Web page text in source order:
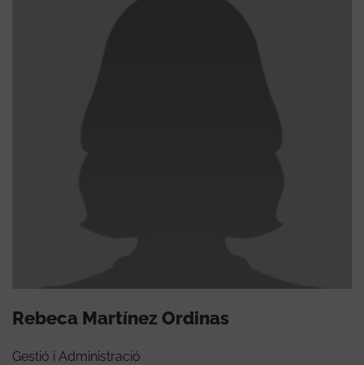
Rebeca Martínez Ordinas
Gestió i Administració